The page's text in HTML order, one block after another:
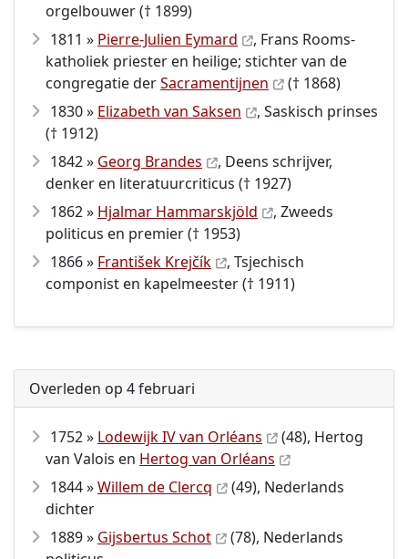
orgelbouwer († 1899)
1811 » Pierre-Julien Eymard
, Frans Rooms-
katholiek priester en heilige; stichter van de
congregatie derSacramentijnen
(† 1868)
1830 » Elizabeth van Saksen
, Saskisch prinses
(† 1912)
1842 » Georg Brandes
, Deens schrijver,
denker en literatuurcriticus († 1927)
1862 » Hjalmar Hammarskjöld
, Zweeds
politicus en premier († 1953)
1866 » František Krejčík
, Tsjechisch
componist en kapelmeester († 1911)
Overleden op 4 februari
1752 » Lodewijk IV van Orléans
(48), Hertog
van Valois en Hertog van Orléans
1844 »Willem de Clercq
(49), Nederlands
dichter
1889 » Gijsbertus Schot
(78), Nederlands